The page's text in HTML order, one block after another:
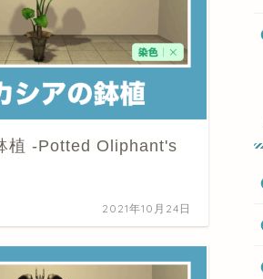
植 -Potted Oliphant's
2021年10月24日